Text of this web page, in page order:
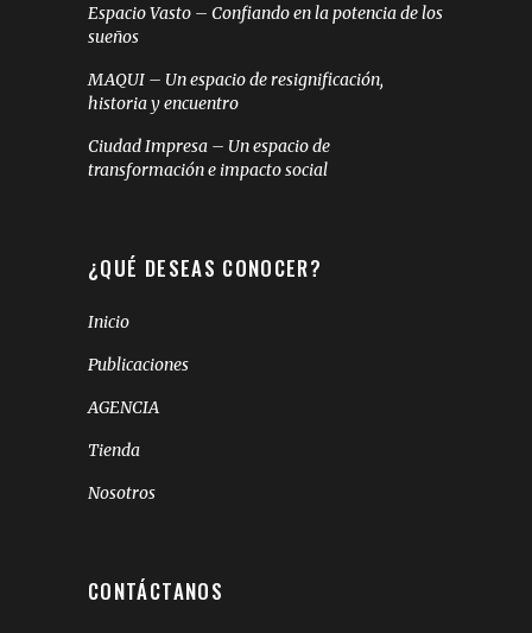
Espacio Vasto – Confiando en la potencia de los
sueños
MAQUI – Un espacio de resignificación,
historia y encuentro
Ciudad Impresa – Un espacio de
transformación e impacto social
¿QUÉ DESEAS CONOCER?
Inicio
Publicaciones
AGENCIA
Tienda
Nosotros
CONTÁCTANOS